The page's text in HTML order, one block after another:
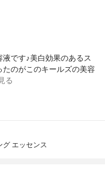
です♪美白効果のあるス
のがこのキールズの美容
る
グ エッセンス